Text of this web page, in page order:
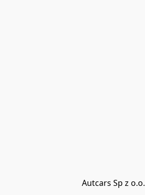
Autcars Sp z o.o.